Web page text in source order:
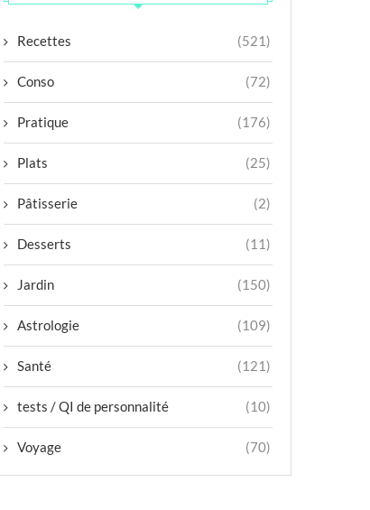
Recettes (521)
Conso (72)
Pratique (176)
Plats (25)
Pâtisserie (2)
Desserts (11)
Jardin (150)
Astrologie (109)
Santé (121)
tests / QI de personnalité (10)
Voyage (70)